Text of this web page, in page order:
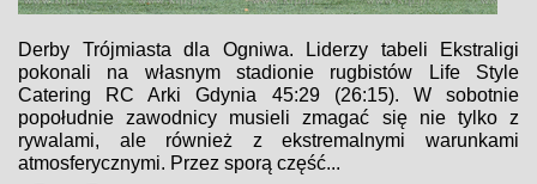
Derby Trójmiasta dla Ogniwa. Liderzy tabeli Ekstraligi
pokonali na własnym stadionie rugbistów Life Style
Catering RC Arki Gdynia 45:29 (26:15). W sobotnie
popołudnie zawodnicy musieli zmagać się nie tylko z
rywalami, ale również z ekstremalnymi warunkami
atmosferycznymi. Przez sporą część...